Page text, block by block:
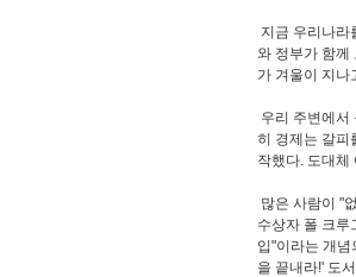
지금 우리나라
와 정부가 함께
가 겨울이 지나
우리 주변에서
히 경제는 갈피
작했다. 도대체
많은 사람이 "
수상자 폴 크루
입"이라는 개
을 끝내라!' 도